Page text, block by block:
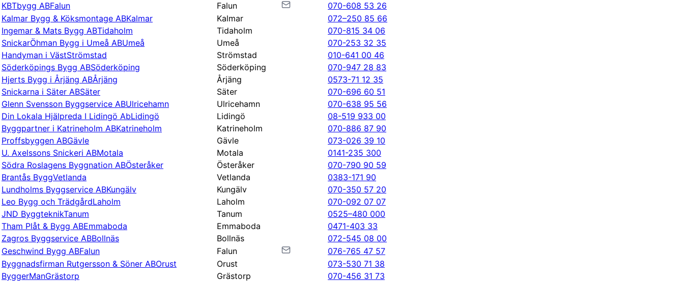
KBTbygg ABFalun Falun
070-608 53 26
Kalmar Bygg & Köksmontage ABKalmar Kalmar
072–250 85 66
Ingemar & Mats Bygg ABTidaholm Tidaholm
070-815 34 06
SnickarÖhman Bygg i Umeå ABUmeå Umeå
070-253 32 35
Handyman i VästStrömstad Strömstad
010-641 00 46
Söderköpings Bygg ABSöderköping Söderköping
070-947 28 83
Hjerts Bygg i Årjäng ABÅrjäng Årjäng
0573-71 12 35
Snickarna i Säter ABSäter Säter
070-696 60 51
Glenn Svensson Byggservice ABUlricehamn Ulricehamn
070-638 95 56
Din Lokala Hjälpreda I Lidingö AbLidingö Lidingö
08-519 933 00
Byggpartner i Katrineholm ABKatrineholm Katrineholm
070-886 87 90
Proffsbyggen ABGävle Gävle
073-026 39 10
U. Axelssons Snickeri ABMotala Motala
0141-235 300
Södra Roslagens Byggnation ABÖsteråker Österåker
070-790 90 59
Brantås ByggVetlanda Vetlanda
0383-171 90
Lundholms Byggservice ABKungälv Kungälv
070-350 57 20
Leo Bygg och TrädgårdLaholm Laholm
070-092 07 07
JND ByggteknikTanum Tanum
0525–480 000
Tham Plåt & Bygg ABEmmaboda Emmaboda
0471-403 33
Zagros Byggservice ABBollnäs Bollnäs
072-545 08 00
Geschwind Bygg ABFalun Falun
076-765 47 57
Byggnadsfirman Rutgersson & Söner ABOrust Orust
073-530 71 38
ByggerManGrästorp Grästorp
070-456 31 73